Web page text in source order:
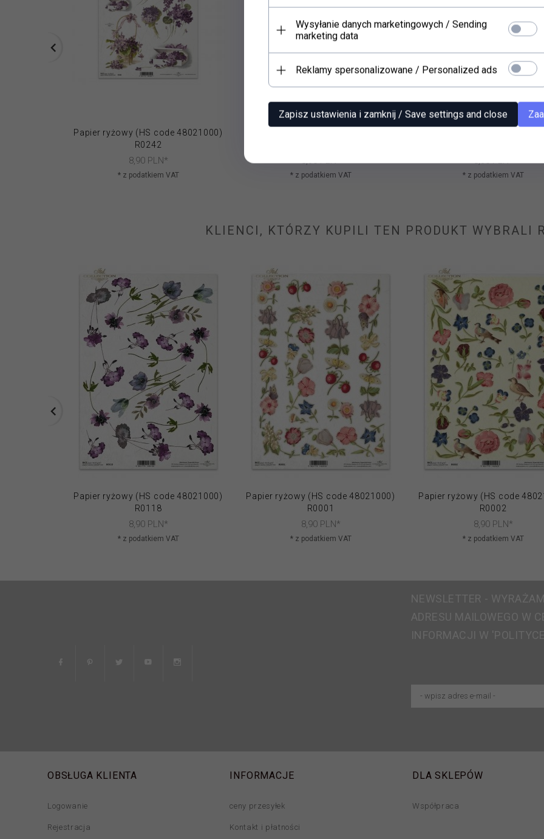
Papier ryżowy (HS code 48021000)
R0242
8,90 PLN*
* z podatkiem VAT
8,90 PLN*
* z podatkiem VAT
8,90 PLN*
* z podatkiem VAT
KLIENCI, KTÓRZY KUPILI TEN PRODUKT WYBRALI
Papier ryżowy (HS code 48021000)
R0118
8,90 PLN*
* z podatkiem VAT
Papier ryżowy (HS code 48021000)
R0001
8,90 PLN*
* z podatkiem VAT
Papier ryżowy (HS code
R0002
8,90 PLN*
* z podatkiem VAT
NEWSLETTER -
ADRESU MAILOWEGO W
INFORMACJI W
OBSŁUGA KLIENTA
Logowanie
Rejestracja
INFORMACJE
ceny przesyłek
Kontakt i płatności
DLA SKLEPÓW
Współpraca
Wysyłanie danych marketingowych / Sending
marketing data
Reklamy spersonalizowane / Personalized ads
Zapisz ustawienia i zamknij / Save settings and close